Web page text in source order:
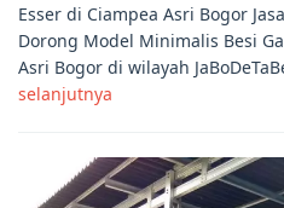
Esser di Ciampea Asri Bogor
Dorong Model Minimalis Besi
Asri Bogor di wilayah
selanjutnya